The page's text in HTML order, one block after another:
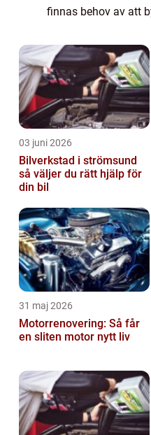
finnas behov av att
en övergripande och
03 juni 2026
Bilverkstad i strömsund
så väljer du rätt hjälp för
din bil
31 maj 2026
Motorrenovering: Så får
en sliten motor nytt liv